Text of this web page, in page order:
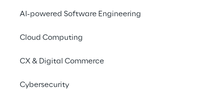
AI-powered Software Engineering
Cloud Computing
CX & Digital Commerce
Cybersecurity
Reply S.p.A. [MTA,